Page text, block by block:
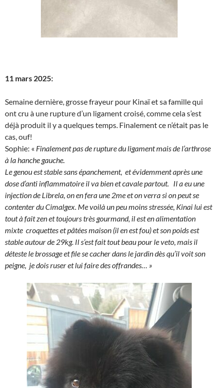
11 mars 2025:
Semaine dernière, grosse frayeur pour Kinaï et sa famille qui
ont cru à une rupture d’un ligament croisé, comme cela s’est
déjà produit il y a quelques temps. Finalement ce n’était pas le
cas, ouf!
Sophie: « Finalement pas de rupture du ligament mais de l’arthrose
à la hanche gauche.
Le genou est stable sans épanchement, et évidemment après une
dose d’anti inflammatoire il va bien et cavale partout. Il a eu une
injection de Librela, on en fera une 2me et on verra si on peut se
contenter du Cimalgex. Me voilà un peu moins stressée, Kinai lui est
tout à fait zen et toujours très gourmand, il est en alimentation
mixte croquettes et pâtées maison (il en est fou) et son poids est
stable autour de 29kg. Il s’est fait tout beau pour le veto, mais il
déteste le brossage et file se cacher dans le jardin dès qu’il voit son
peigne, je dois ruser et lui faire des offrandes… »